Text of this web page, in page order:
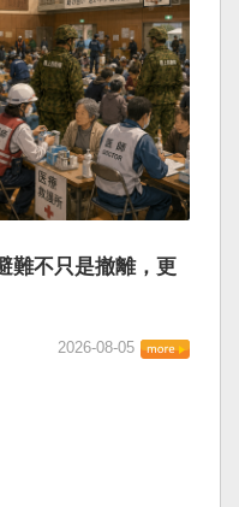
難不只是撤離，更
2026-08-05